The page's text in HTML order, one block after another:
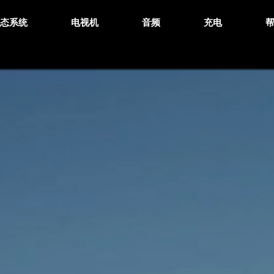
系统 电视机 音频 充电